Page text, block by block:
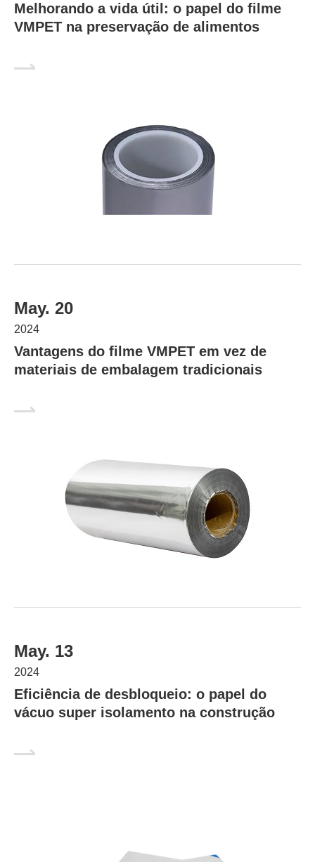
Melhorando a vida útil: o papel do filme
VMPET na preservação de alimentos
May. 20
2024
Vantagens do filme VMPET em vez de
materiais de embalagem tradicionais
May. 13
2024
Eficiência de desbloqueio: o papel do
vácuo super isolamento na construção